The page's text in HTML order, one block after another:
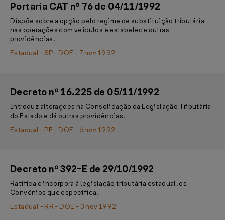
Portaria CAT nº 76 de 04/11/1992
Dispõe sobre a opção pelo regime de substituição tributária
nas operações com veículos e estabelece outras
providências.
Estadual - SP - DOE - 7 nov 1992
Decreto nº 16.225 de 05/11/1992
Introduz alterações na Consolidação da Legislação Tributária
do Estado e dá outras providências.
Estadual - PE - DOE - 6 nov 1992
Decreto nº 392-E de 29/10/1992
Ratifica e incorpora à legislação tributária estadual, os
Convênios que especifica.
Estadual - RR - DOE - 3 nov 1992